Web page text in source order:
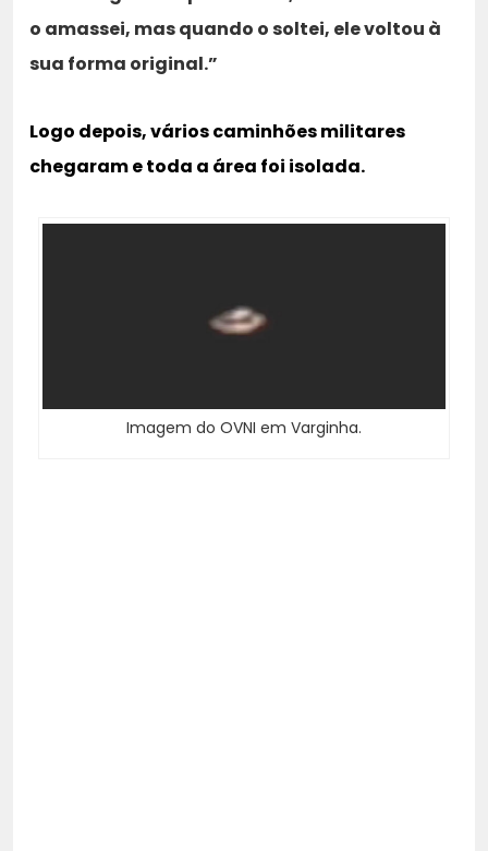
o amassei, mas quando o soltei, ele voltou à
sua forma original.”
Logo depois, vários caminhões militares
chegaram e toda a área foi isolada.
Imagem do OVNI em Varginha.